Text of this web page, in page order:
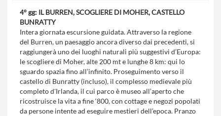
4° gg: IL BURREN, SCOGLIERE DI MOHER, CASTELLO
BUNRATTY
Intera giornata escursione guidata. Attraverso la regione
del Burren, un paesaggio ancora diverso dai precedenti, si
raggiungerà uno dei luoghi naturali più suggestivi d’Europa:
le scogliere di Moher, alte 200 mt e lunghe 8 km: qui lo
sguardo spazia fino all’infinito. Proseguimento verso il
castello di Bunratty (incluso), il complesso medievale più
completo d'Irlanda, il cui parco è museo all’aperto che
ricostruisce la vita a fine ‘800, con cottage e negozi popolati
da persone intente ad eseguire mestieri dell’epoca. Pranzo